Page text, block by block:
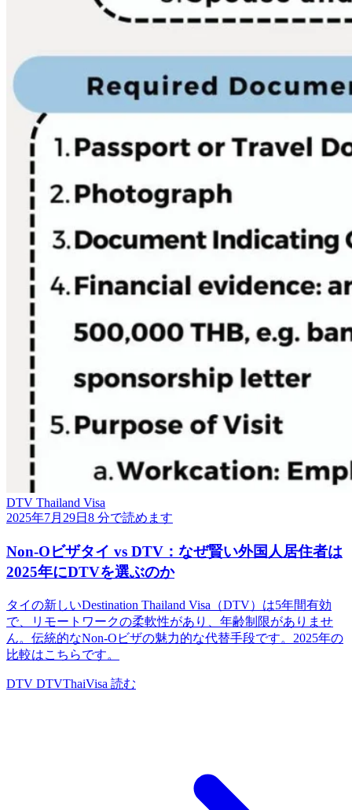
DTV Thailand Visa
2025年7月29日 8 分で読めます
Non-Oビザタイ vs DTV：なぜ賢い外国人居住者は
2025年にDTVを選ぶのか
タイの新しいDestination Thailand Visa（DTV）は5年間有効
で、リモートワークの柔軟性があり、年齢制限がありませ
ん。伝統的なNon-Oビザの魅力的な代替手段です。2025年の
比較はこちらです。
DTV DTVThaiVisa 読む